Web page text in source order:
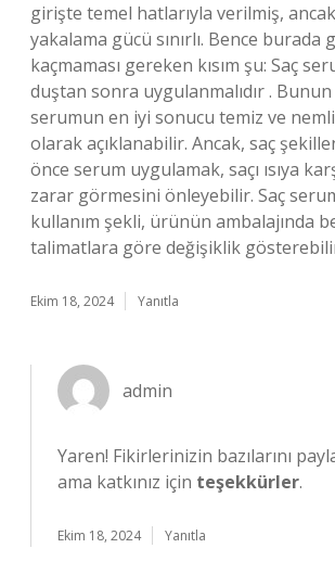
girişte temel hatlarıyla verilmiş,
yakalama gücü sınırlı. Bence burada
kaçmaması gereken kısım şu: Saç
duştan sonra uygulanmalıdır .
serumun en iyi sonucu temiz ve
olarak açıklanabilir. Ancak, saç
önce serum uygulamak, saçı ısıya
zarar görmesini önleyebilir. Saç
kullanım şekli, ürünün ambalajında
talimatlara göre değişiklik
Ekim 18, 2024 Yanıtla
admin
Yaren! Fikirlerinizin bazılarını
ama katkınız için teşekkürler.
Ekim 18, 2024 Yanıtla